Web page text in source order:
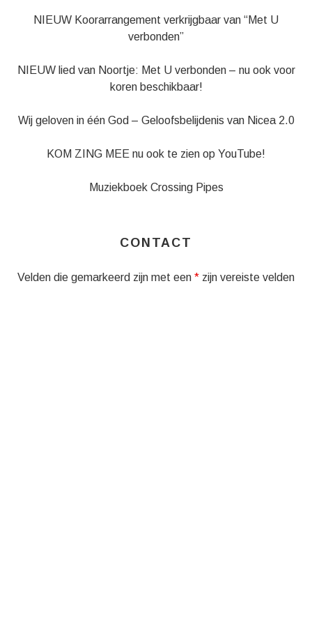
NIEUW Koorarrangement verkrijgbaar van “Met U
verbonden”
NIEUW lied van Noortje: Met U verbonden – nu ook voor
koren beschikbaar!
Wij geloven in één God – Geloofsbelijdenis van Nicea 2.0
KOM ZING MEE nu ook te zien op YouTube!
Muziekboek Crossing Pipes
CONTACT
Velden die gemarkeerd zijn met een * zijn vereiste velden